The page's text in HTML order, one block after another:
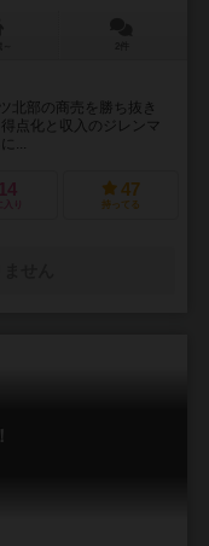
北部の商売を勝ち抜き
点化と収入のジレンマ
...
14
入り
47
持ってる